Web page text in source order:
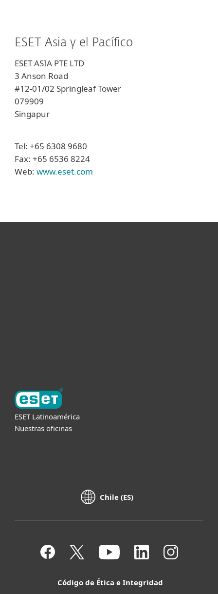
ESET Asia y el Pacífico
ESET ASIA PTE LTD
3 Anson Road
#12-01/02 Springleaf Tower
079909
Singapur
Tel: +65 6308 9680
Fax: +65 6536 8224
Web: www.eset.com
ESET Latinoamérica
Nuestras oficinas
Chile (ES)
Código de Ética e Integridad